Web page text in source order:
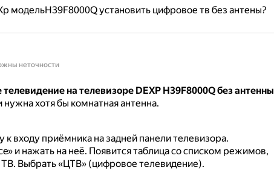
модельH39F8000Q установить цифровое тв без антены?
неточности
на телевизоре DEXP H39F8000Q без антенны
нужна хотя бы комнатная антенна.
к входу приёмника на задней панели телевизора.
и нажать на неё. Появится таблица со списком режимов,
Выбрать «ЦТВ» (цифровое телевидение).